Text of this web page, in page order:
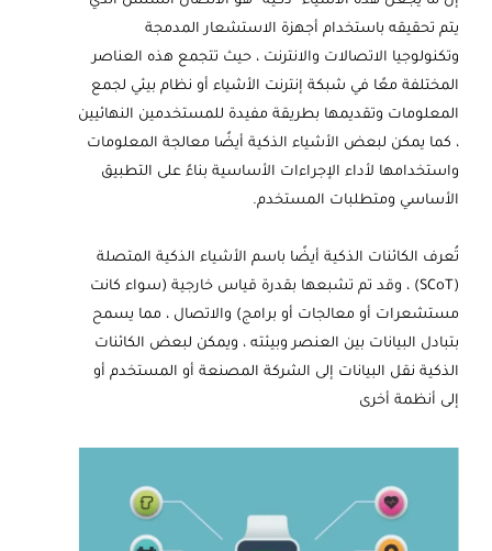
يتم تحقيقه باستخدام أجهزة الاستشعار المدمجة
وتكنولوجيا الاتصالات والانترنت ، حيث تتجمع هذه العناصر
المختلفة معًا في شبكة إنترنت الأشياء أو نظام بيئي لجمع
المعلومات وتقديمها بطريقة مفيدة للمستخدمين النهائيين
، كما يمكن لبعض الأشياء الذكية أيضًا معالجة المعلومات
واستخدامها لأداء الإجراءات الأساسية بناءً على التطبيق
الأساسي ومتطلبات المستخدم.
تُعرف الكائنات الذكية أيضًا باسم الأشياء الذكية المتصلة
(SCoT) ، وقد تم تشبعها بقدرة قياس خارجية (سواء كانت
مستشعرات أو معالجات أو برامج) والاتصال ، مما يسمح
بتبادل البيانات بين العنصر وبيئته ، ويمكن لبعض الكائنات
الذكية نقل البيانات إلى الشركة المصنعة أو المستخدم أو
إلى أنظمة أخرى